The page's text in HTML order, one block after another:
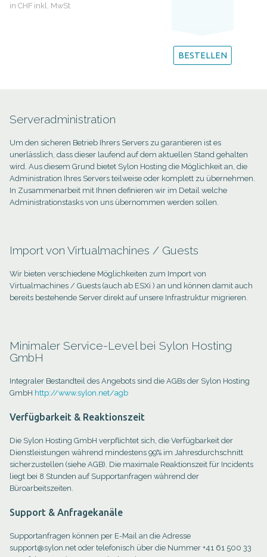
in CHF inkl. MwSt
BESTELLEN
Virtual Server
Domain*
Individuelle Konfiguration*
Ihre Kontaktdaten
Serveradministration
Um den sicheren Betrieb Ihrers Servers zu garantieren ist es
unerlässlich, dass dieser laufend auf dem aktuellen Stand gehalten
wird. Aus diesem Grund bietet Sylon Hosting die Möglichkeit an, die
Administration Ihres Servers teilweise oder komplett zu übernehmen.
In Zusammenarbeit mit Ihnen definieren wir im Detail welche
Administrationstasks von uns übernommen werden sollen.
Import von Virtualmachines / Guests
Wir bieten verschiedene Möglichkeiten zum Import von
Virtualmachines / Guests (auch ab ESXi ) an und können damit auch
bereits bestehende Server direkt auf unsere Infrastruktur migrieren.
Minimaler Service-Level bei Sylon Hosting
GmbH
Integraler Bestandteil des Angebots sind die AGBs der Sylon Hosting
GmbH http://www.sylon.net/agb
Verfügbarkeit & Reaktionszeit
Die Sylon Hosting GmbH verpflichtet sich, die Verfügbarkeit der
Dienstleistungen während mindestens 99% im Jahresdurchschnitt
sicherzustellen (siehe AGB). Die maximale Reaktionszeit für Incidents
liegt bei 8 Stunden auf Supportanfragen während der
Büroarbeitszeiten.
Support & Anfragekanäle
Supportanfragen können per E-Mail an die Adresse
support@sylon.net oder telefonisch über die Nummer +41 61 500 33